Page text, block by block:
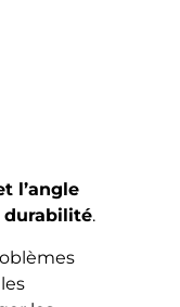
l’angle
durabilité.